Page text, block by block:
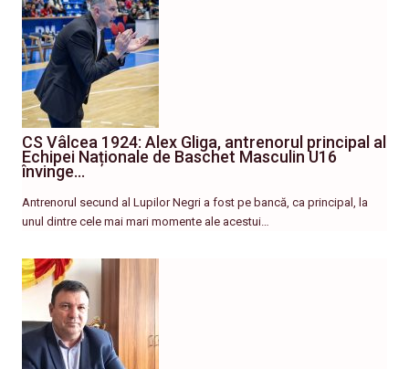
CS Vâlcea 1924: Alex Gliga, antrenorul principal al
Echipei Naționale de Baschet Masculin U16
învinge…
Antrenorul secund al Lupilor Negri a fost pe bancă, ca principal, la
unul dintre cele mai mari momente ale acestui…